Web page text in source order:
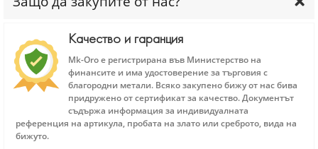
Качество и гаранция
Mk-Oro е регистрирана във Министерство на
финансите и има удостоверение за търговия с
благородни метали. Всяко закупено бижу от нас бива
придружено от сертификат за качество. Документът
съдържа информация за индивидуалната
референция на артикула, пробата на злато или среброто, вида на
бижуто.